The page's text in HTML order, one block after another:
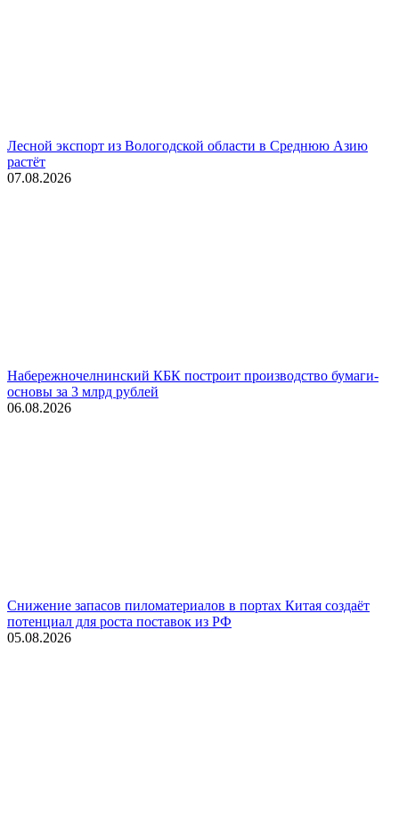
Лесной экспорт из Вологодской области в Среднюю Азию
растёт
07.08.2026
Набережночелнинский КБК построит производство бумаги-
основы за 3 млрд рублей
06.08.2026
Снижение запасов пиломатериалов в портах Китая создаёт
потенциал для роста поставок из РФ
05.08.2026